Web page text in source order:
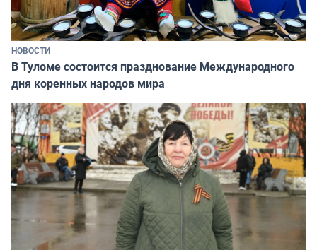
НОВОСТИ
В Туломе состоится празднование Международного
дня коренных народов мира